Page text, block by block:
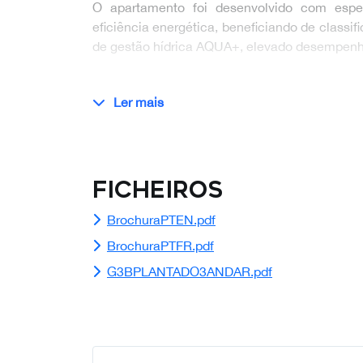
O apartamento foi desenvolvido com
eficiência energética, beneficiando de
de gestão hídrica AQUA+, elevado
Ler mais
Ficheiros
BrochuraPTEN.pdf
BrochuraPTFR.pdf
G3BPLANTADO3ANDAR.pdf